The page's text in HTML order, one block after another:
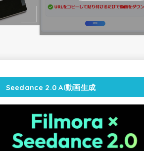
Seedance 2.0 AI動画生成